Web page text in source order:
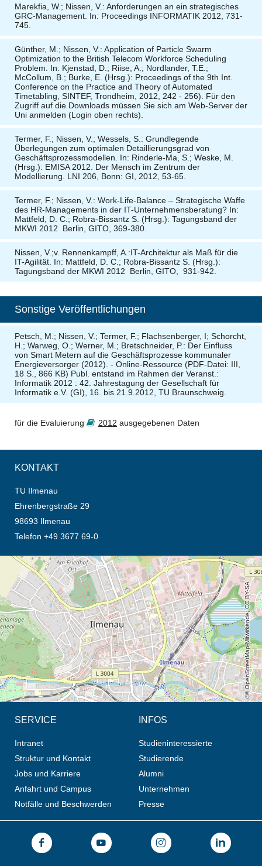
Marekfia, W.; Nissen, V.: Anforderungen an ein strategisches
GRC-Management. In: Proceedings INFORMATIK 2012, 731-
745.
Günther, M.; Nissen, V.: Application of Particle Swarm
Optimization to the British Telecom Workforce Scheduling
Problem. In: Kjenstad, D.; Riise, A.; Nordlander, T.E.;
McCollum, B.; Burke, E. (Hrsg.): Proceedings of the 9th Int.
Conference on the Practice and Theory of Automated
Timetabling, SINTEF, Trondheim, 2012, 242 - 256). Für den
Zugriff auf die Downloads müssen Sie sich am Web-Server der
Uni anmelden (Login oben rechts).
Termer, F.; Nissen, V.; Wessels, S.: Grundlegende
Überlegungen zum optimalen Detaillierungsgrad von
Geschäftsprozessmodellen. In: Rinderle-Ma, S.; Weske, M.
(Hrsg.): EMISA 2012. Der Mensch im Zentrum der
Modellierung. LNI 206, Bonn: GI, 2012, 53-65.
Termer, F.; Nissen, V.: Work-Life-Balance – Strategische Waffe
des HR-Managements in der IT-Unternehmensberatung? In:
Mattfeld, D. C.; Robra-Bissantz S. (Hrsg.): Tagungsband der
MKWI 2012 Berlin, GITO, 369-380.
Nissen, V.;v. Rennenkampff, A.:IT-Architektur als Maß für die
IT-Agilität. In: Mattfeld, D. C.; Robra-Bissantz S. (Hrsg.):
Tagungsband der MKWI 2012 Berlin, GITO, 931-942.
Sonstige Veröffentlichungen
Petsch, M.; Nissen, V.; Termer, F.; Flachsenberger, I; Schorcht,
H.; Warweg, O.; Werner, M.; Bretschneider, P.: Der Einfluss
von Smart Metern auf die Geschäftsprozesse kommunaler
Energieversorger (2012). - Online-Ressource (PDF-Datei: III,
18 S., 866 KB) Publ. entstand im Rahmen der Veranst.:
Informatik 2012 : 42. Jahrestagung der Gesellschaft für
Informatik e.V. (GI), 16. bis 21.9.2012, TU Braunschweig.
für die Evaluierung 2012 ausgegebenen Daten
KONTAKT
TU Ilmenau
Ehrenbergstraße 29
98693 Ilmenau
Telefon +49 3677 69-0
Öffnet die Anfahrtsbeschreibung in neuem Tab (Karte)
© OpenStreetMap-Mitwirkende, CC BY-SA
SERVICE
Intranet
Struktur und Kontakt
Jobs und Karriere
Anfahrt und Campus
Notfälle und Beschwerden
INFOS
Studieninteressierte
Studierende
Alumni
Unternehmen
Presse